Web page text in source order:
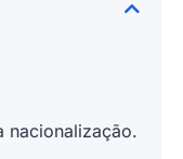
nacionalização.